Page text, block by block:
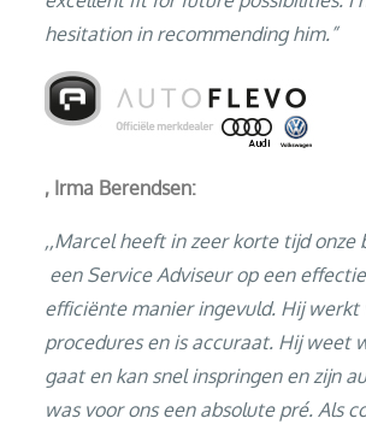
hesitation in recommending him.”
, Irma Berendsen:
,,Marcel heeft in zeer korte tijd onze
een Service Adviseur op een
efficiënte manier ingevuld. Hij werkt
procedures en is accuraat. Hij weet
gaat en kan snel inspringen en zijn
was voor ons een absolute pré. Als